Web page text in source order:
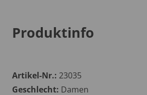
Produktinfo
Artikel-Nr.: 23035
Geschlecht: Damen